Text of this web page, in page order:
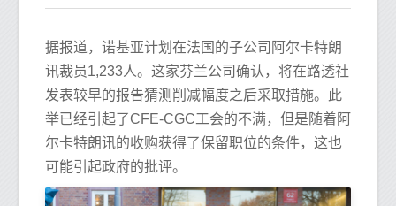
据报道，诺基亚计划在法国的子公司阿尔卡特朗
讯裁员1,233人。这家芬兰公司确认，将在路透社
发表较早的报告猜测削减幅度之后采取措施。此
举已经引起了CFE-CGC工会的不满，但是随着阿
尔卡特朗讯的收购获得了保留职位的条件，这也
可能引起政府的批评。